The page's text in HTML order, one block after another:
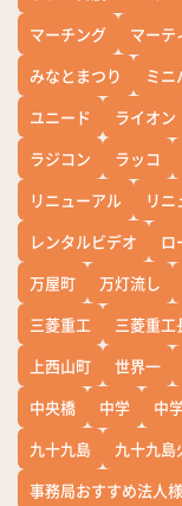
マーチング
マーテ
みなとまつり
ミニ
ユニード
ライオン
ラジコン
ラッコ
リニューアル
リニ
レンタルビデオ
ロ
万屋町
万灯流し
三菱重工
三菱重工
上西山町
世界一
中央橋
中学 中
九十九島
九十九島
事務局おすすめ法人